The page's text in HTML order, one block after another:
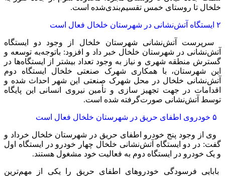
خلخال تا روستای خمس تقسیم‌بندی‌شده است.
۲ ایستگاه آتش‌نشانی در شهرستان خلخال فعال است
سرپرست آتش‌نشانی شهرستان خلخال از وجود دو ایستگاه
آتش‌نشانی در شهرستان خلخال خبر داد و افزود: باتوجه‌به توسعه و
گسترش منطقه شهری و نیاز به وجود تعداد بیشتر از ایستگاه‌ها در
این شهرستان، با همکاری شهرک صنعتی خلخال ایستگاه دوم
آتش‌نشانی خلخال در محل شهرک صنعتی این شهر احداث شده و
اقدامات در جهت تجهیز سازی و تأمین نیروی انسانی این پایگاه
توسط آتش‌نشانی صورت‌گرفته شده است.
وی از وجود پنج خودرو اطفای حریق در شهرستان خلخال خرداد و
گفت: در دو ایستگاه آتش‌نشانی خلخال چهار خودرو در ایستگاه اول
و یک خودرو در ایستگاه دوم به فعالیت خود مشغول هستند.
بابایی فرسودگی خودروهای اطفای حریق را یکی از مهم‌ترین